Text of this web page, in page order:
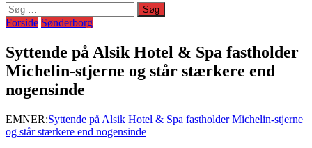
Søg
efter:
Forside Sønderborg
Syttende på Alsik Hotel & Spa fastholder
Michelin-stjerne og står stærkere end
nogensinde
EMNER:Syttende på Alsik Hotel & Spa fastholder Michelin-stjerne
og står stærkere end nogensinde